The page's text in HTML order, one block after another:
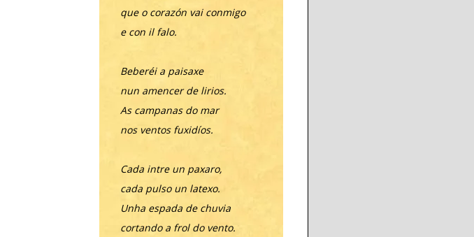
que o corazón vai conmigo
e con il falo.
Beberéi a paisaxe
nun amencer de lirios.
As campanas do mar
nos ventos fuxidíos.
Cada intre un paxaro,
cada pulso un latexo.
Unha espada de chuvia
cortando a frol do vento.